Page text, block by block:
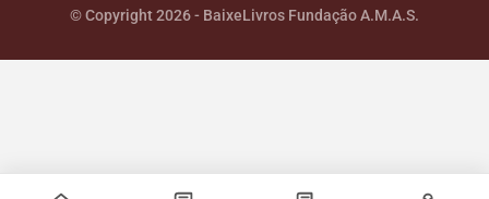
© Copyright 2026 - BaixeLivros Fundação A.M.A.S.